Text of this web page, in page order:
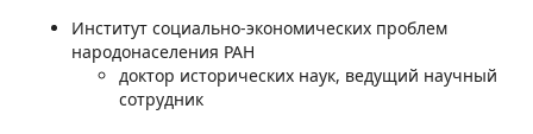
Институт социально-экономических проблем
народонаселения РАН
доктор исторических наук, ведущий научный
сотрудник